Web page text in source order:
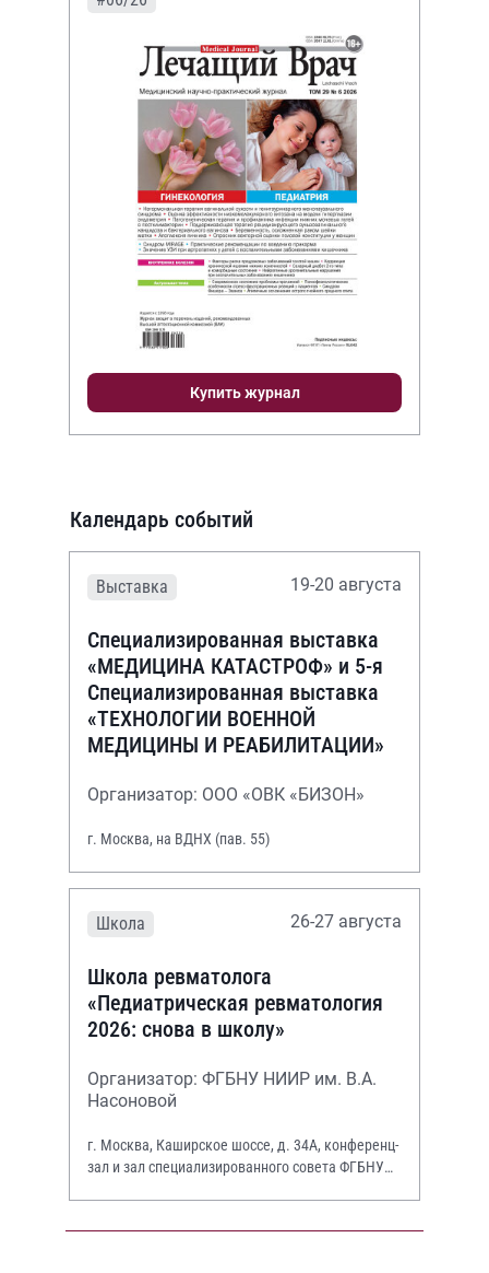
Купить журнал
Календарь событий
Выставка 19-20 августа
Специализированная выставка
«МЕДИЦИНА КАТАСТРОФ» и 5-я
Специализированная выставка
«ТЕХНОЛОГИИ ВОЕННОЙ
МЕДИЦИНЫ И РЕАБИЛИТАЦИИ»
Организатор: ООО «ОВК «БИЗОН»
г. Москва, на ВДНХ (пав. 55)
Школа 26-27 августа
Школа ревматолога
«Педиатрическая ревматология
2026: снова в школу»
Организатор: ФГБНУ НИИР им. В.А.
Насоновой
г. Москва, Каширское шоссе, д. 34А, конференц-
зал и зал специализированного совета ФГБНУ